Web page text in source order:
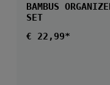
BAMBUS
SET
Regulärer Preis:
€ 22,99*